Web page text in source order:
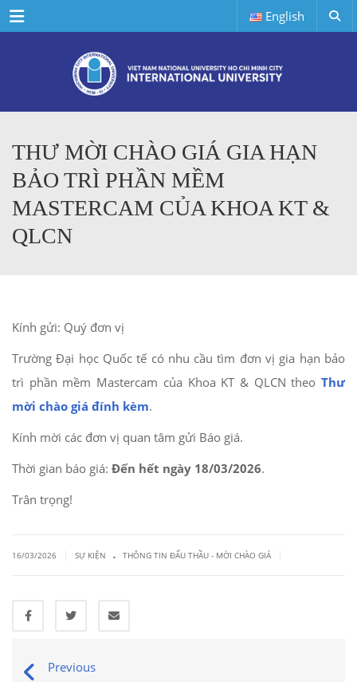
Menu English
THƯ MỜI CHÀO GIÁ GIA HẠN
BẢO TRÌ PHẦN MỀM
MASTERCAM CỦA KHOA KT &
QLCN
Kính gửi: Quý đơn vị
Trường Đại học Quốc tế có nhu cầu tìm đơn vị gia hạn bảo
trì phần mềm Mastercam của Khoa KT & QLCN theo Thư
mời chào giá đính kèm.
Kính mời các đơn vị quan tâm gửi Báo giá.
Thời gian báo giá: Đến hết ngày 18/03/2026.
Trân trọng!
16/03/2026 SỰ KIỆN . THÔNG TIN ĐẤU THẦU - MỜI CHÀO GIÁ
Previous